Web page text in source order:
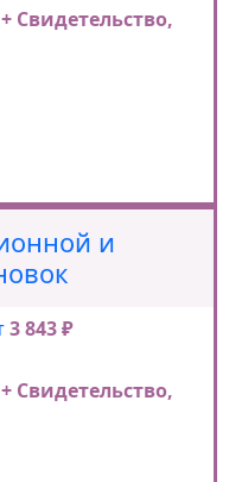
Свидетельство,
и
3 843 ₽
Свидетельство,